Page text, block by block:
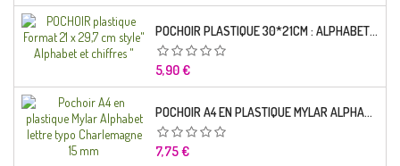
POCHOIR PLASTIQUE 30*21CM : ALPHABET (02)
Prix
5,90 €
POCHOIR A4 EN PLASTIQUE MYLAR ALPHABET LETTRE TYPO RAVIE 30 MM
Prix
7,75 €